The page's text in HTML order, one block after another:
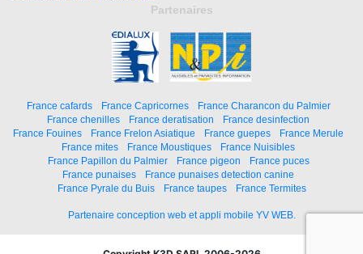
Partenaires
France cafards France Capricornes
France Charancon du Palmier
France chenilles
France deratisation
France desinfection
France Fouines
France Frelon Asiatique France guepes
France Merule
France mites
France Moustiques
France Nuisibles
France Papillon du Palmier
France pigeon
France puces
France punaises
France punaises detection canine
France Pyrale du Buis
France taupes France Termites
Partenaire conception web et appli mobile YV WEB.